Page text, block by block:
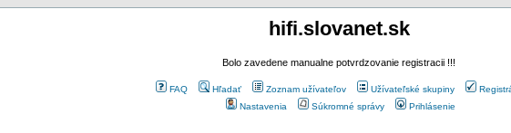
hifi.slovanet.sk
Bolo zavedene manualne potvrdzovanie registracii !!!
FAQ Hľadať Zoznam užívateľov Užívateľské skupiny
Nastavenia
Súkromné správy Prihlásenie